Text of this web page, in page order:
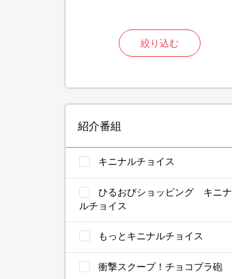
絞り込む
紹介番組
キニナルチョイス
ひるおびショッピング キニナ
ルチョイス
もっとキニナルチョイス
衝撃スクープ！チョコプラ砲